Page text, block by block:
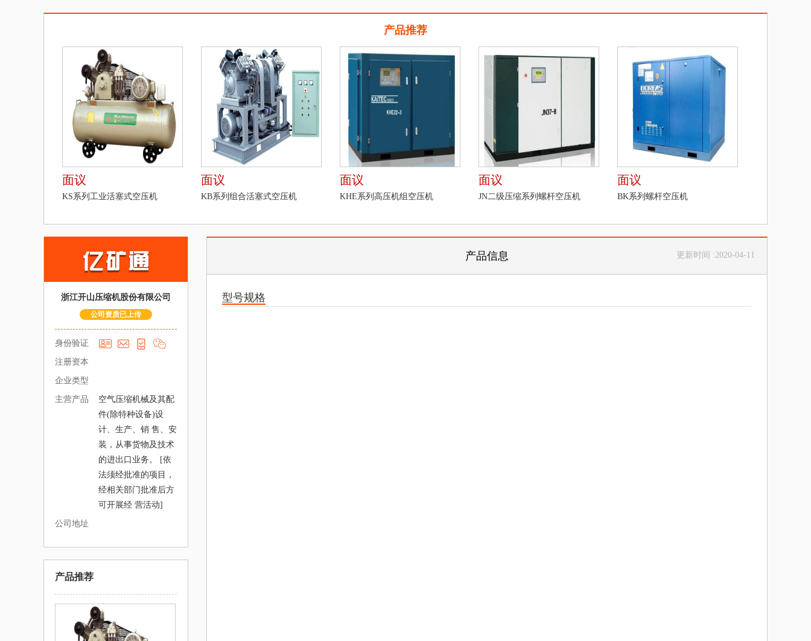
产品推荐
面议
KS系列工业活塞式空压机
面议
KB系列组合活塞式空压机
面议
KHE系列高压机组空压机
面议
JN二级压缩系列螺杆空压机
面议
BK系列螺杆空压机
浙江开山压缩机股份有限公司
公司资质已上传
身份验证
注册资本
企业类型
主营产品
空气压缩机械及其配
件(除特种设备)设
计、生产、销 售、安
装，从事货物及技术
的进出口业务。 [依
法须经批准的项目，
经相关部门批准后方
可开展经 营活动]
公司地址
产品推荐
产品信息 更新时间 :2020-04-11
型号规格